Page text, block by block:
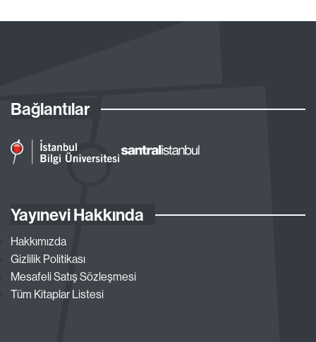
Bağlantılar
Yayınevi Hakkında
Hakkımızda
Gizlilik Politikası
Mesafeli Satış Sözleşmesi
Tüm Kitaplar Listesi